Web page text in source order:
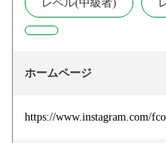
レベル(中級者)
ホームページ
https://www.instagram.com/